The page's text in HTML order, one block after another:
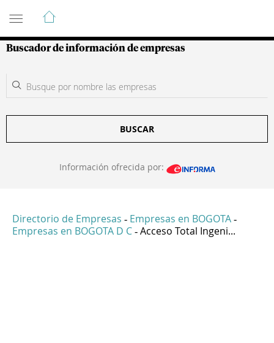
Guía de Empresas Colombianas
Buscador de información de empresas
BUSCAR
Información ofrecida por:
Directorio de Empresas - Empresas en BOGOTA -
Empresas en BOGOTA D C - Acceso Total Ingeni...